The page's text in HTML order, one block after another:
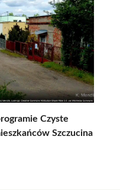
Czyste
Szczucina